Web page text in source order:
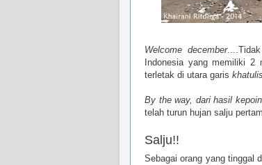
Welcome december
Indonesia yang memiliki 2
terletak di utara garis
By the way, dari hasil
telah turun hujan salju
Salju!!
Sebagai orang yang tinggal